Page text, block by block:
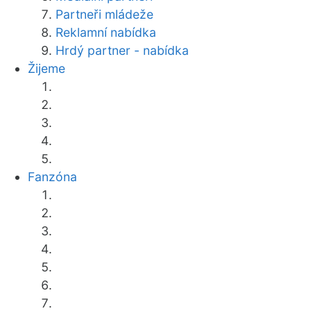
Partneři mládeže
Reklamní nabídka
Hrdý partner - nabídka
Žijeme
Fanzóna